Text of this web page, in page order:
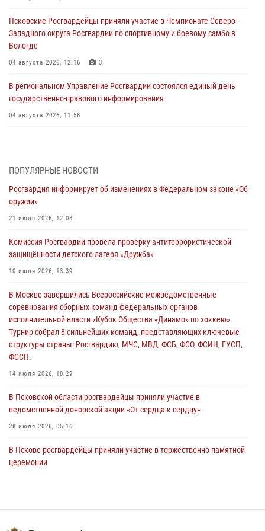
Псковские Росгвардейцы приняли участие в Чемпионате Северо-
Западного округа Росгвардии по спортивному и боевому самбо в
Вологде
04 августа 2026, 12:16 3
В региональном Управление Росгвардии состоялся единый день
государственно-правового информирования
04 августа 2026, 11:58
03 августа 2026, 17:21
21 единицу оружия изъяли Псковские росгвардейцы за неделю
03 августа 2026, 14:10
безопасности во время празднования Дня ВДВ
улицу Труда
31 июля 2026, 13:53
В Санкт-Петербурге прошел окружной этап ежегодного
Всероссийского конкурса профессионального мастерства среди
сотрудников вневедомственной охраны Росгвардии, Псковские
Росгвардейцы одержали победу
ПОПУЛЯРНЫЕ НОВОСТИ
Росгвардия информирует об изменениях в Федеральном законе «Об
оружии»
21 июля 2026, 12:08
Комиссия Росгвардии провела проверку антитеррористической
защищённости детского лагеря «Дружба»
10 июля 2026, 13:39
В Москве завершились Всероссийские межведомственные
соревнования сборных команд федеральных органов
исполнительной власти «Кубок Общества «Динамо» по хоккею».
Турнир собрал 8 сильнейших команд, представляющих ключевые
структуры страны: Росгвардию, МЧС, МВД, ФСБ, ФСО, ФСИН, ГУСП,
ФССП.
14 июля 2026, 10:29
В Псковской области росгвардейцы приняли участие в
ведомственной донорской акции «От сердца к сердцу»
28 июля 2026, 05:16
В Пскове росгвардейцы приняли участие в торжественно-памятной
церемонии
сотрудников вневедомственной охраны Росгвардии, Псковские